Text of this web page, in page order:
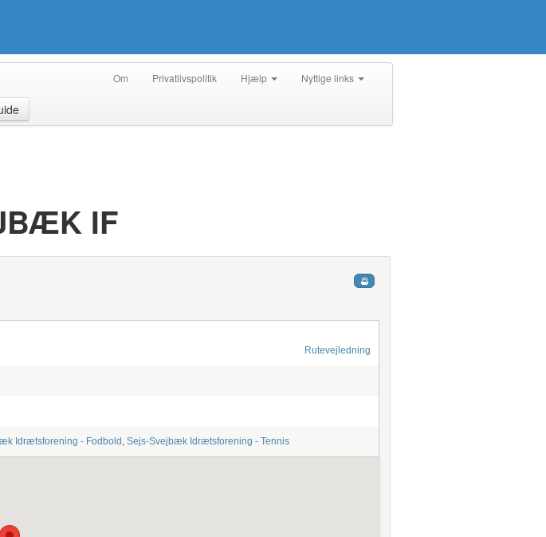
Om Privatlivspolitik Hjælp Nyttige links
IF
Rutevejledning
Idrætsforening - Fodbold , Sejs-Svejbæk Idrætsforening - Tennis